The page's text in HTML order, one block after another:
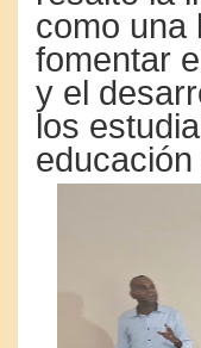
como una
fomentar
y el
los